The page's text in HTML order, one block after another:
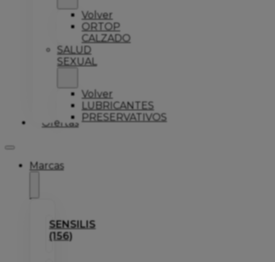
Volver
ORTOP
CALZADO
SALUD
SEXUAL
Volver
LUBRICANTES
PRESERVATIVOS
Ofertas
Marcas
SENSILIS
(156)